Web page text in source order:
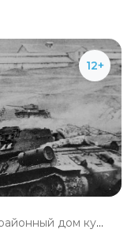
12+
Износковский районный дом куль...